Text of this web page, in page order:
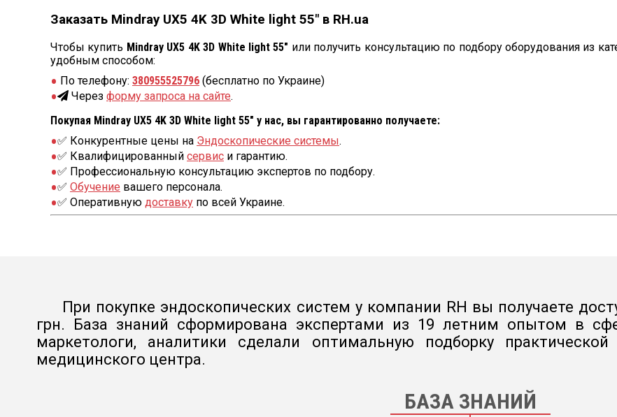
Заказать Mindray UX5 4K 3D White light 55″ в RH.ua
Чтобы купить Mindray UX5 4K 3D White light 55″ или получить консультацию по подбору оборудования из
удобным способом:
По телефону: 380955525796 (бесплатно по Украине)
Через форму запроса на сайте.
Покупая Mindray UX5 4K 3D White light 55″ у нас, вы гарантированно получаете:
✅ Конкурентные цены на Эндоскопические системы.
✅ Квалифицированный сервис и гарантию.
✅ Профессиональную консультацию экспертов по подбору.
✅ Обучение вашего персонала.
✅ Оперативную доставку по всей Украине.
При покупке эндоскопических систем у компании RH вы получаете
грн. База знаний сформирована экспертами из 19 летним опытом в
маркетологи, аналитики сделали оптимальную подборку
медицинского центра.
БАЗА ЗНАНИЙ